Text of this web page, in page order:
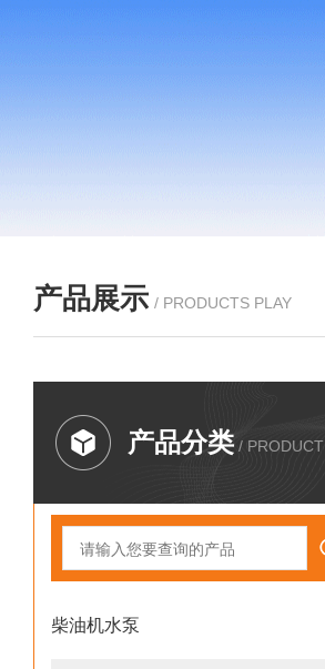
产品展示 / PRODUCTS PLAY
产品分类 / PRODUCT
柴油机水泵